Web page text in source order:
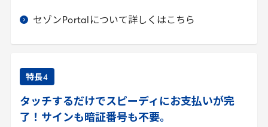
セゾンPortal について詳しくはこちら
特長4
タッチするだけでスピーディにお支払いが完
了！サインも暗証番号も不要。